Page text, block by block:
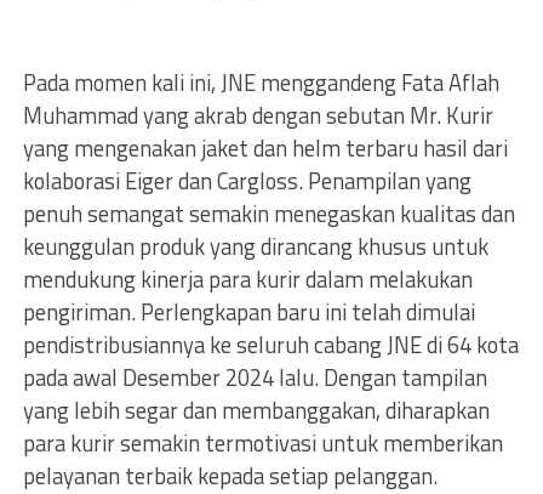
Pada momen kali ini, JNE menggandeng Fata Aflah
Muhammad yang akrab dengan sebutan Mr. Kurir
yang mengenakan jaket dan helm terbaru hasil dari
kolaborasi Eiger dan Cargloss. Penampilan yang
penuh semangat semakin menegaskan kualitas dan
keunggulan produk yang dirancang khusus untuk
mendukung kinerja para kurir dalam melakukan
pengiriman. Perlengkapan baru ini telah dimulai
pendistribusiannya ke seluruh cabang JNE di 64 kota
pada awal Desember 2024 lalu. Dengan tampilan
yang lebih segar dan membanggakan, diharapkan
para kurir semakin termotivasi untuk memberikan
pelayanan terbaik kepada setiap pelanggan.